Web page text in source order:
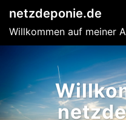
springen
netzdeponie.de
Willkommen auf meiner
Meine